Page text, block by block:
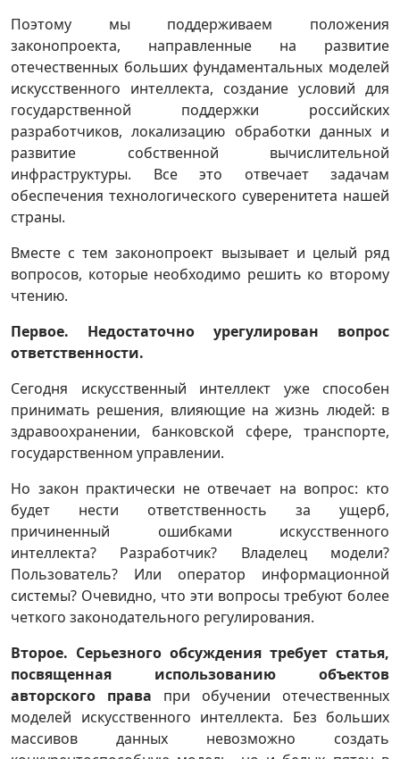
Поэтому мы поддерживаем положения
законопроекта, направленные на развитие
отечественных больших фундаментальных моделей
искусственного интеллекта, создание условий для
государственной поддержки российских
разработчиков, локализацию обработки данных и
развитие собственной вычислительной
инфраструктуры. Все это отвечает задачам
обеспечения технологического суверенитета нашей
страны.
Вместе с тем законопроект вызывает и целый ряд
вопросов, которые необходимо решить ко второму
чтению.
Первое. Недостаточно урегулирован вопрос
ответственности.
Сегодня искусственный интеллект уже способен
принимать решения, влияющие на жизнь людей: в
здравоохранении, банковской сфере, транспорте,
государственном управлении.
Но закон практически не отвечает на вопрос: кто
будет нести ответственность за ущерб,
причиненный ошибками искусственного
интеллекта? Разработчик? Владелец модели?
Пользователь? Или оператор информационной
системы? Очевидно, что эти вопросы требуют более
четкого законодательного регулирования.
Второе. Серьезного обсуждения требует статья,
посвященная использованию объектов
авторского права при обучении отечественных
моделей искусственного интеллекта. Без больших
массивов данных невозможно создать